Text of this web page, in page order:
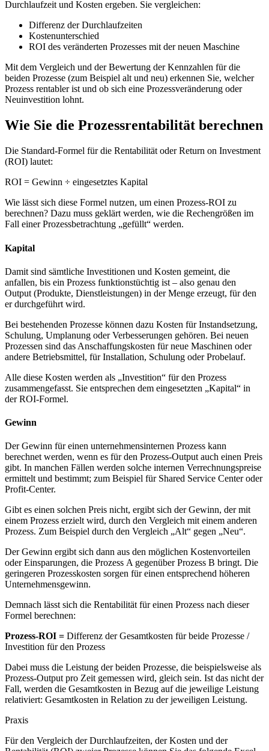
Durchlaufzeit und Kosten ergeben. Sie vergleichen:
Differenz der Durchlaufzeiten
Kostenunterschied
ROI des veränderten Prozesses mit der neuen Maschine
Mit dem Vergleich und der Bewertung der Kennzahlen für die
beiden Prozesse (zum Beispiel alt und neu) erkennen Sie, welcher
Prozess rentabler ist und ob sich eine Prozessveränderung oder
Neuinvestition lohnt.
Wie Sie die Prozessrentabilität berechnen
Die Standard-Formel für die Rentabilität oder Return on Investment
(ROI) lautet:
ROI = Gewinn ÷ eingesetztes Kapital
Wie lässt sich diese Formel nutzen, um einen Prozess-ROI zu
berechnen? Dazu muss geklärt werden, wie die Rechengrößen im
Fall einer Prozessbetrachtung „gefüllt“ werden.
Kapital
Damit sind sämtliche Investitionen und Kosten gemeint, die
anfallen, bis ein Prozess funktionstüchtig ist – also genau den
Output (Produkte, Dienstleistungen) in der Menge erzeugt, für den
er durchgeführt wird.
Bei bestehenden Prozesse können dazu Kosten für Instandsetzung,
Schulung, Umplanung oder Verbesserungen gehören. Bei neuen
Prozessen sind das Anschaffungskosten für neue Maschinen oder
andere Betriebsmittel, für Installation, Schulung oder Probelauf.
Alle diese Kosten werden als „Investition“ für den Prozess
zusammengefasst. Sie entsprechen dem eingesetzten „Kapital“ in
der ROI-Formel.
Gewinn
Der Gewinn für einen unternehmensinternen Prozess kann
berechnet werden, wenn es für den Prozess-Output auch einen Preis
gibt. In manchen Fällen werden solche internen Verrechnungspreise
ermittelt und bestimmt; zum Beispiel für Shared Service Center oder
Profit-Center.
Gibt es einen solchen Preis nicht, ergibt sich der Gewinn, der mit
einem Prozess erzielt wird, durch den Vergleich mit einem anderen
Prozess. Zum Beispiel durch den Vergleich „Alt“ gegen „Neu“.
Der Gewinn ergibt sich dann aus den möglichen Kostenvorteilen
oder Einsparungen, die Prozess A gegenüber Prozess B bringt. Die
geringeren Prozesskosten sorgen für einen entsprechend höheren
Unternehmensgewinn.
Demnach lässt sich die Rentabilität für einen Prozess nach dieser
Formel berechnen:
Prozess-ROI = Differenz der Gesamtkosten für beide Prozesse /
Investition für den Prozess
Dabei muss die Leistung der beiden Prozesse, die beispielsweise als
Prozess-Output pro Zeit gemessen wird, gleich sein. Ist das nicht der
Fall, werden die Gesamtkosten in Bezug auf die jeweilige Leistung
relativiert: Gesamtkosten in Relation zu der jeweiligen Leistung.
Praxis
Für den Vergleich der Durchlaufzeiten, der Kosten und der